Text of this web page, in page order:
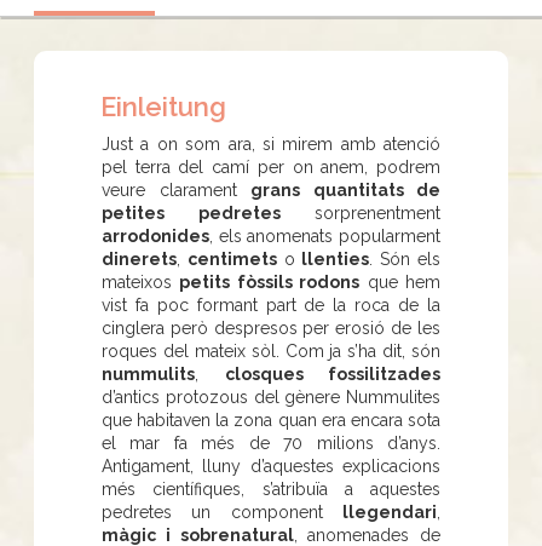
Einleitung
Just a on som ara, si mirem amb atenció
pel terra del camí per on anem, podrem
veure clarament grans quantitats de
petites pedretessorprenentment
arrodonides , els anomenats popularment
dinerets
centimetso llenties . Són els
mateixos petits fòssils rodons que hem
vist fa poc formant part de la roca de la
cinglera però despresos per erosió de les
roques del mateix sòl. Com ja s’ha dit, són
nummulits
closques fossilitzades
d’antics protozous del gènere Nummulites
que habitaven la zona quan era encara sota
el mar fa més de 70 milions d’anys.
Antigament, lluny d’aquestes explicacions
més científiques, s’atribuïa a aquestes
pedretes un component
llegendari
màgic i sobrenatural, anomenades de